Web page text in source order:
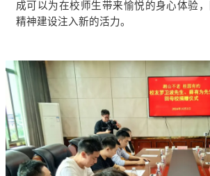
成可以为在校师生带来愉悦的身心体验
精神建设注入新的活力。